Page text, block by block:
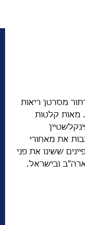
מסרטן ריאות
מאות קלטות
את מאחורי
ששינו את פני
ובישראל.